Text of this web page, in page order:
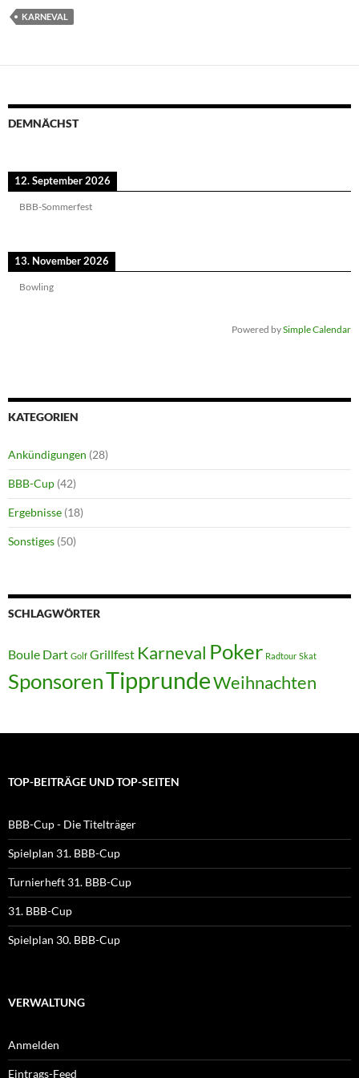
KARNEVAL
DEMNÄCHST
12. September 2026
BBB-Sommerfest
13. November 2026
Bowling
Powered bySimple Calendar
KATEGORIEN
Ankündigungen (28)
BBB-Cup (42)
Ergebnisse (18)
Sonstiges (50)
SCHLAGWÖRTER
Boule Dart Golf Grillfest Karneval Poker Radtour Skat
SponsorenTipprundeWeihnachten
TOP-BEITRÄGE UND TOP-SEITEN
BBB-Cup - Die Titelträger
Spielplan 31. BBB-Cup
Turnierheft 31. BBB-Cup
31. BBB-Cup
Spielplan 30. BBB-Cup
VERWALTUNG
Anmelden
Eintrags-Feed